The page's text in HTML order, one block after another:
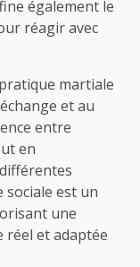
également le
réagir avec
martiale
et au
entre
en
sociale est un
une
réel et adaptée